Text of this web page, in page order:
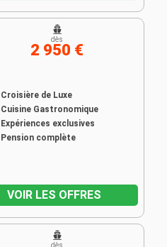
Croisière de Luxe
Cuisine Gastronomique
Expériences exclusives
Pension complète
dès
2 950 €
VOIR LES OFFRES
dès